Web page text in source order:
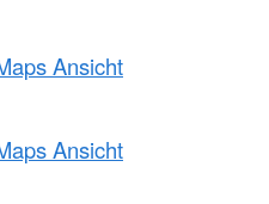
Ansicht
Ansicht